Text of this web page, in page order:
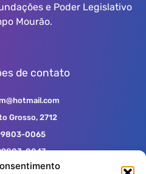
e Poder Legislativo
Mourão.
de contato
Grosso, 2712
0065
0047
0400